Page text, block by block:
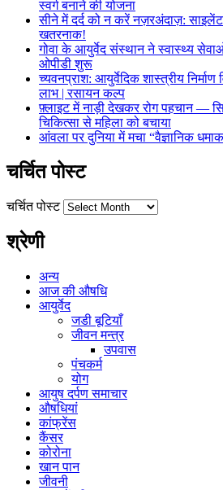
स्वर्ग बनाने की योजना
सीने में दर्द को न करें नज़रअंदाज़:
खतरनाक!
गोवा के आयुर्वेद संस्थान ने स्वास्थ्य
ओपीडी शुरू
च्यवनप्राश: आयुर्वेदिक शास्त्रीय निर्माण
लाभ | रसायन कल्प
फ़्लाइट में नाड़ी देखकर रोग पहचान —
चिकित्सा से महिला को बचाया
आंवला पर दुनिया में मचा “वैज्ञानिक
चर्चित पोस्ट
चर्चित पोस्ट
श्रेणी
अन्य
आज की औषधि
आयुर्वेद
जडी बूटियाँ
जीवन मन्त्र
उपवास
पंचकर्म
योग
आयुष दर्पण समाचार
औषधियां
कांफ्रेंस
कैंसर
कोरोना
खान पान
जीवनी